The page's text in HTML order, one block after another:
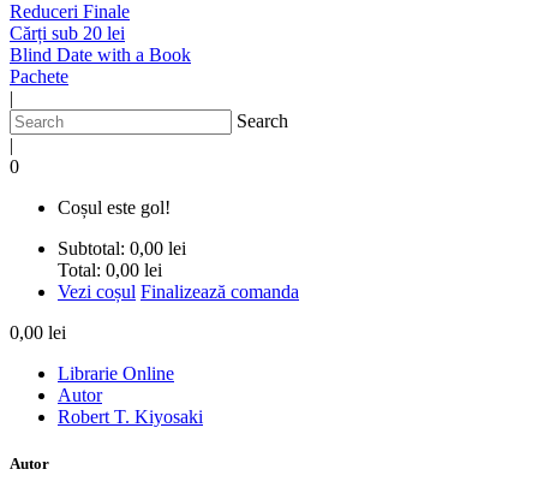
Reduceri Finale
Cărți sub 20 lei
Blind Date with a Book
Pachete
|
Search
|
0
Coșul este gol!
Subtotal: 0,00 lei
Total: 0,00 lei
Vezi coșul Finalizează comanda
0,00 lei
Librarie Online
Autor
Robert T. Kiyosaki
Autor